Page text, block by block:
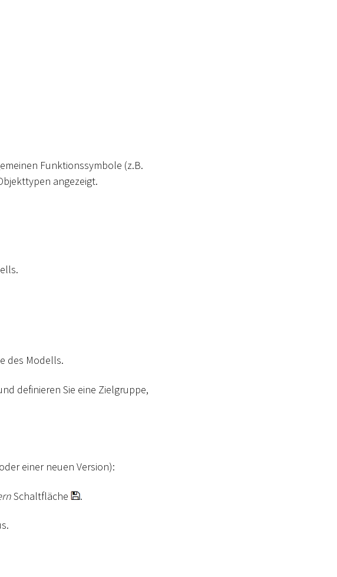
Funktionssymbole (z.B.
angezeigt.
des Modells.
definieren Sie eine Zielgruppe,
einer neuen Version):
Schaltfläche .